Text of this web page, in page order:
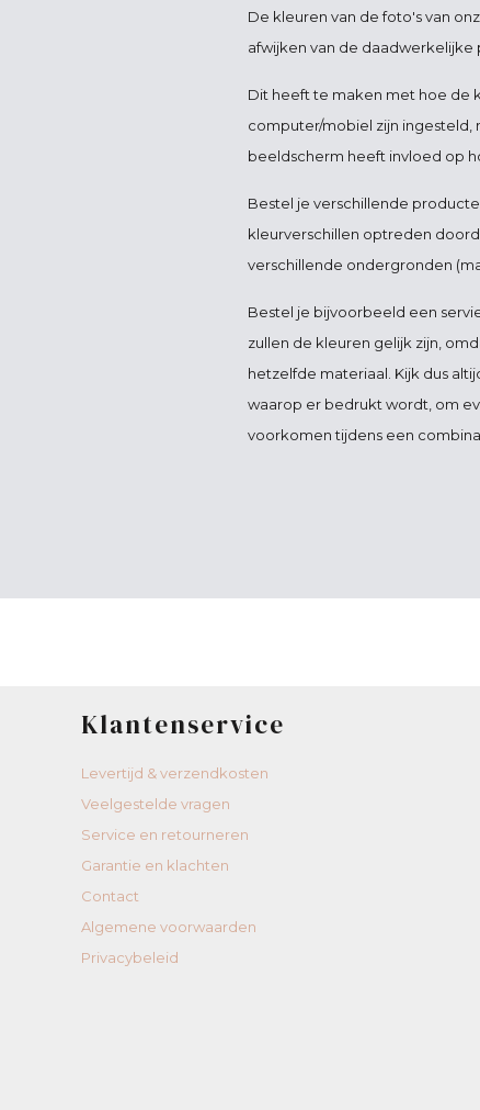
De kleuren van de foto's van
afwijken van de daadwerkelijke
Dit heeft te maken met hoe de
computer/mobiel zijn ingesteld,
beeldscherm heeft invloed op
Bestel je verschillende
kleurverschillen optreden
verschillende ondergronden
Bestel je bijvoorbeeld een
zullen de kleuren gelijk zijn,
hetzelfde materiaal. Kijk dus
waarop er bedrukt wordt, om
voorkomen tijdens een
Klantenservice
Levertijd & verzendkosten
Veelgestelde vragen
Service en retourneren
Garantie en klachten
Contact
Algemene voorwaarden
Privacybeleid